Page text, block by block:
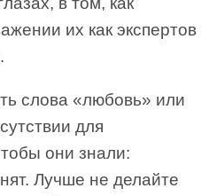
их как экспертов
слова «любовь» или
для
они знали:
Лучше не делайте